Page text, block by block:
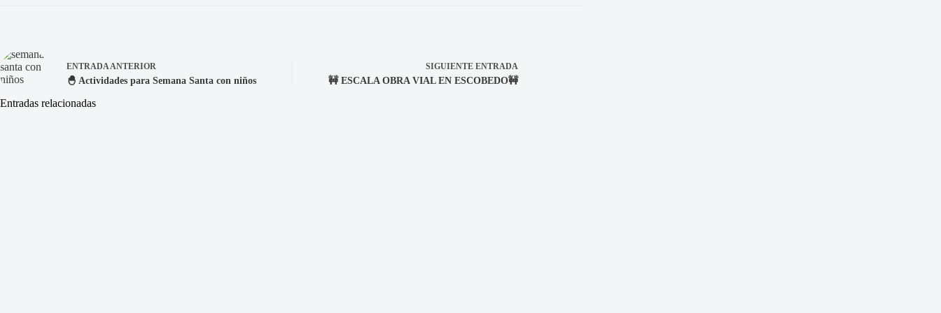
ENTRADAANTERIOR
🐣 Actividades para Semana Santa con niños
SIGUIENTE ENTRADA
🚧 ESCALA OBRA VIAL EN ESCOBEDO🚧
Entradas relacionadas